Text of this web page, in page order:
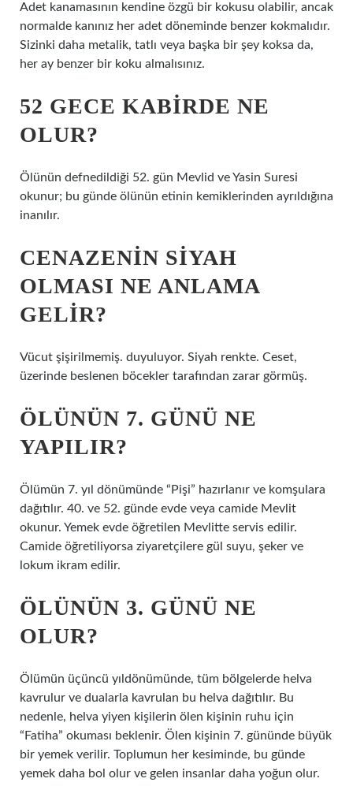
Adet kanamasının kendine özgü bir kokusu olabilir, ancak
normalde kanınız her adet döneminde benzer kokmalıdır.
Sizinki daha metalik, tatlı veya başka bir şey koksa da,
her ay benzer bir koku almalısınız.
52 GECE KABIRDE NE
OLUR?
Ölünün defnedildiği 52. gün Mevlid ve Yasin Suresi
okunur; bu günde ölünün etinin kemiklerinden ayrıldığına
inanılır.
CENAZENIN SIYAH
OLMASI NE ANLAMA
GELIR?
Vücut şişirilmemiş. duyuluyor. Siyah renkte. Ceset,
üzerinde beslenen böcekler tarafından zarar görmüş.
ÖLÜNÜN 7. GÜNÜ NE
YAPILIR?
Ölümün 7. yıl dönümünde “Pişi” hazırlanır ve komşulara
dağıtılır. 40. ve 52. günde evde veya camide Mevlit
okunur. Yemek evde öğretilen Mevlitte servis edilir.
Camide öğretiliyorsa ziyaretçilere gül suyu, şeker ve
lokum ikram edilir.
ÖLÜNÜN 3. GÜNÜ NE
OLUR?
Ölümün üçüncü yıldönümünde, tüm bölgelerde helva
kavrulur ve dualarla kavrulan bu helva dağıtılır. Bu
nedenle, helva yiyen kişilerin ölen kişinin ruhu için
“Fatiha” okuması beklenir. Ölen kişinin 7. gününde büyük
bir yemek verilir. Toplumun her kesiminde, bu günde
yemek daha bol olur ve gelen insanlar daha yoğun olur.